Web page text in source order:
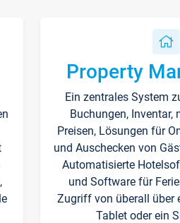
Property
Ein zentrales System
Buchungen, Inventar,
Preisen, Lösungen für
und Auschecken von
Automatisierte
und Software für
Zugriff von überall über
Tablet oder ein